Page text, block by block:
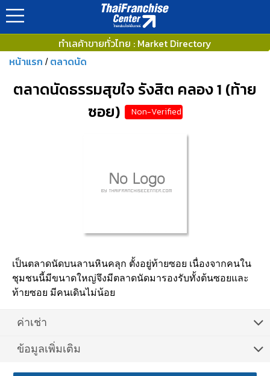
ทำเลค้าขายทั่วไทย : Market Directory
หน้าแรก / ตลาดนัด
ตลาดนัดธรรมสุขใจ รังสิต คลอง 1 (ท้าย
ซอย)
Non-Verified
เป็นตลาดนัดบนลานหินคลุก ตั้งอยู่ท้ายซอย เนื่องจากคนใน
ชุมชนนี้มีขนาดใหญ่จึงมีตลาดนัดมารองรับทั้งต้นซอยและ
ท้ายซอย มีคนเดินไม่น้อย
ค่าเช่า
ข้อมูลเพิ่มเติม